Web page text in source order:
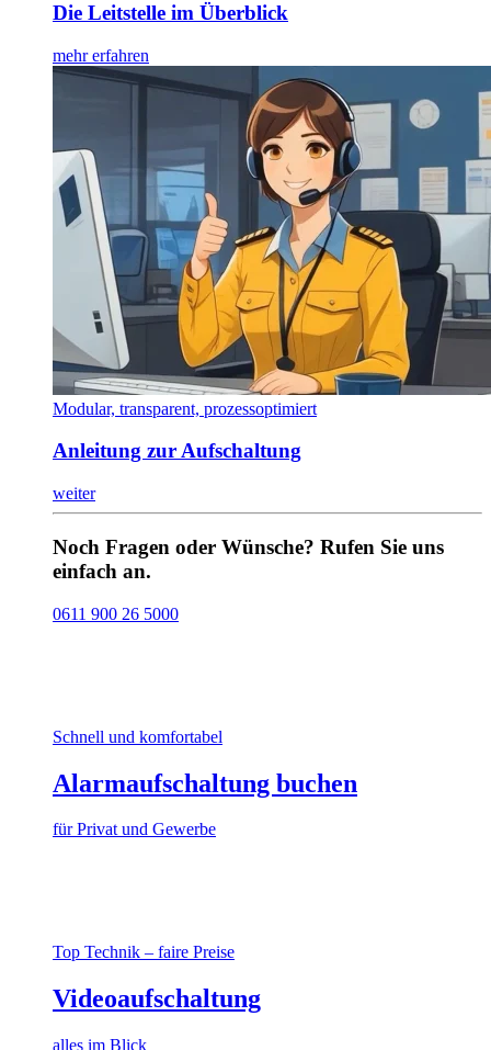
Die Leitstelle im Überblick
mehr erfahren
Modular, transparent, prozessoptimiert
Anleitung zur Aufschaltung
weiter
Noch Fragen oder Wünsche? Rufen Sie uns
einfach an.
0611 900 26 5000
Schnell und komfortabel
Alarmaufschaltung buchen
für Privat und Gewerbe
Top Technik – faire Preise
Videoaufschaltung
alles im Blick